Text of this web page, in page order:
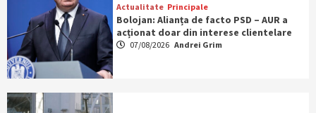
Actualitate Principale
Bolojan: Alianța de facto PSD – AUR a
acționat doar din interese clientelare
07/08/2026 Andrei Grim